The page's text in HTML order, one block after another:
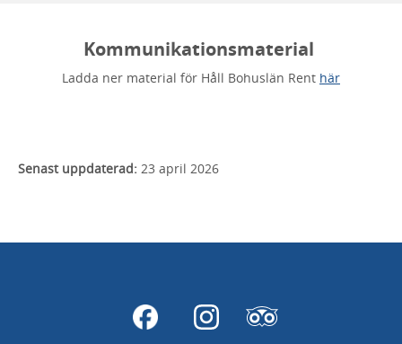
Kommunikationsmaterial
Ladda ner material för Håll Bohuslän Rent här
Senast uppdaterad: 23 april 2026